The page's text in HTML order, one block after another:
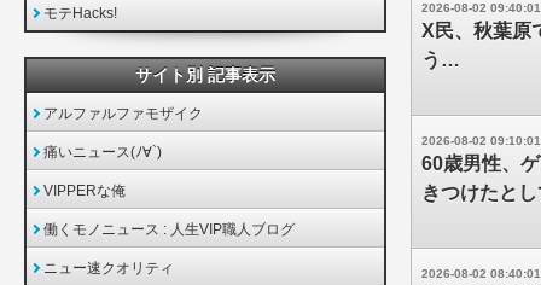
2026-08-02 09:40:01
X民、秋葉原
う…
2026-08-02 09:10:01
60歳男性、
きつけたと
2026-08-02 08:40:01
モテHacks!
サイト別 記事表示
アルファルファモザイク
痛いニュース(ﾉ∀`)
VIPPERな俺
働くモノニュース : 人生VIP職人ブログ
ニュー速クオリティ